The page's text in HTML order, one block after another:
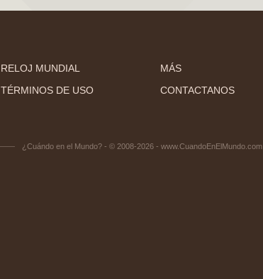
RELOJ MUNDIAL
MÁS
TÉRMINOS DE USO CONTACTANOS
¿Cuándo en el Mundo? - © 2008-2026 - www.CuandoEnElMundo.com